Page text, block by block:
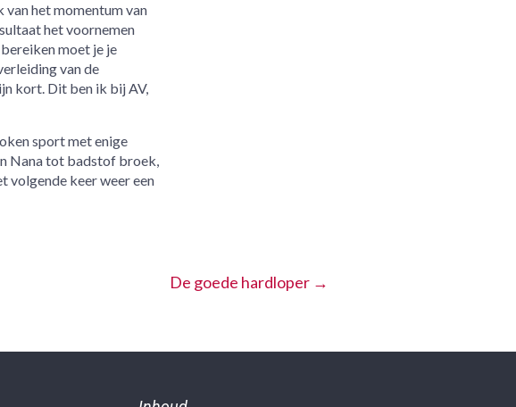
het momentum van
het voornemen
moet je je
van de
kort. Dit ben ik bij AV,
sport met enige
Nana tot badstof broek,
volgende keer weer een
De goede hardloper →